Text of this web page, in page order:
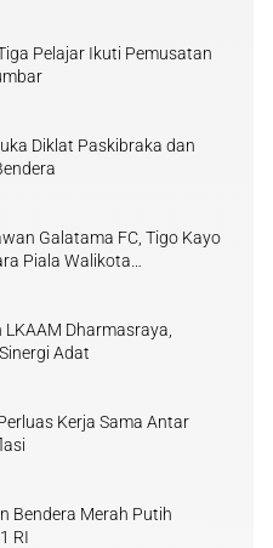
Pelajar Ikuti Pemusatan
Diklat Paskibraka dan
Galatama FC, Tigo Kayo
Piala Walikota
Dharmasraya,
Adat
Kerja Sama Antar
Bendera Merah Putih
RI